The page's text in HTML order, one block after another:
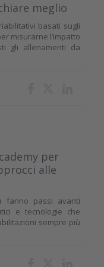
meglio
basati sugli
misurarne l’impatto
gli allenamenti da
per
alle
fanno passi avanti
e tecnologie che
sempre più